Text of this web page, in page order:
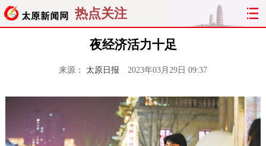
热点关注
夜经济活力十足
来源： 太原日报 2023年03月29日 09:37